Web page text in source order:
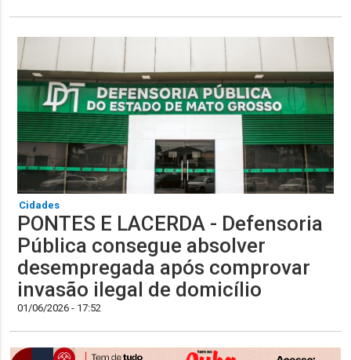
Cidades
PONTES E LACERDA - Defensoria
Pública consegue absolver
desempregada após comprovar
invasão ilegal de domicílio
01/06/2026 - 17:52